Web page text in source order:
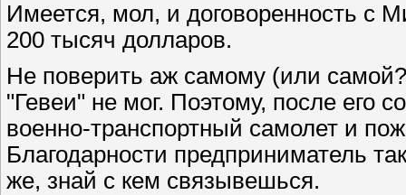
Имеется, мол, и договоренность с
200 тысяч долларов.
Не поверить аж самому (или
"Гевеи" не мог. Поэтому, после его
военно-транспортный самолет и
Благодарности предприниматель
же, знай с кем связывешься.